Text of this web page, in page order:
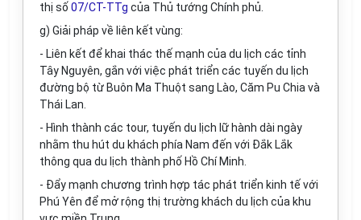
thị số 07/CT-TTg của Thủ tướng Chính phủ.
g) Giải pháp về liên kết vùng:
- Liên kết để khai thác thế mạnh của du lịch các tỉnh
Tây Nguyên, gắn với việc phát triển các tuyến du lịch
đường bộ từ Buôn Ma Thuột sang Lào, Căm Pu Chia và
Thái Lan.
- Hình thành các tour, tuyến du lịch lữ hành dài ngày
nhằm thu hút du khách phía Nam đến với Đắk Lắk
thông qua du lịch thành phố Hồ Chí Minh.
- Đẩy mạnh chương trình hợp tác phát triển kinh tế với
Phú Yên đểmở rộng thị trường khách du lịch của khu